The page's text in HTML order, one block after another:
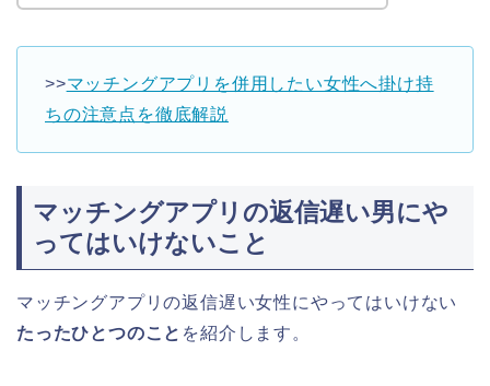
>>マッチングアプリを併用したい女性へ掛け持
ちの注意点を徹底解説
マッチングアプリの返信遅い男にや
ってはいけないこと
マッチングアプリの返信遅い女性にやってはいけない
たったひとつのこと を紹介します。